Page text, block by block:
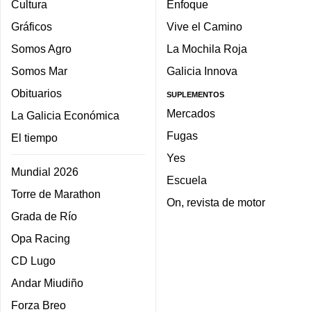
Cultura
Gráficos
Somos Agro
Somos Mar
Obituarios
La Galicia Económica
El tiempo
Mundial 2026
Torre de Marathon
Grada de Río
Opa Racing
CD Lugo
Andar Miudiño
Forza Breo
Enfoque
Vive el Camino
La Mochila Roja
Galicia Innova
SUPLEMENTOS
Mercados
Fugas
Yes
Escuela
On, revista de motor